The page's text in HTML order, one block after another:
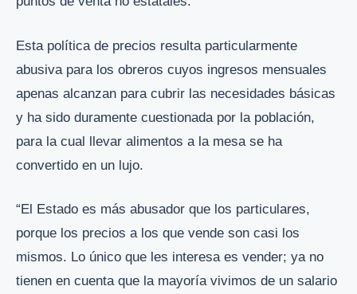
Esta política de precios resulta particularmente
abusiva para los obreros cuyos ingresos mensuales
apenas alcanzan para cubrir las necesidades básicas
y ha sido duramente cuestionada por la población,
para la cual llevar alimentos a la mesa se ha
convertido en un lujo.
“El Estado es más abusador que los particulares,
porque los precios a los que vende son casi los
mismos. Lo único que les interesa es vender; ya no
tienen en cuenta que la mayoría vivimos de un salario